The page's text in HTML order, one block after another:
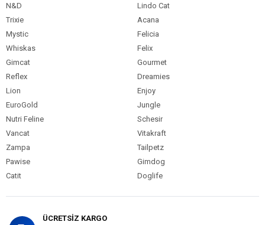
N&D
Lindo Cat
Trixie
Acana
Mystic
Felicia
Whiskas
Felix
Gimcat
Gourmet
Reflex
Dreamies
Lion
Enjoy
EuroGold
Jungle
Nutri Feline
Schesir
Vancat
Vitakraft
Zampa
Tailpetz
Pawise
Gimdog
Catit
Doglife
ÜCRETSİZ KARGO